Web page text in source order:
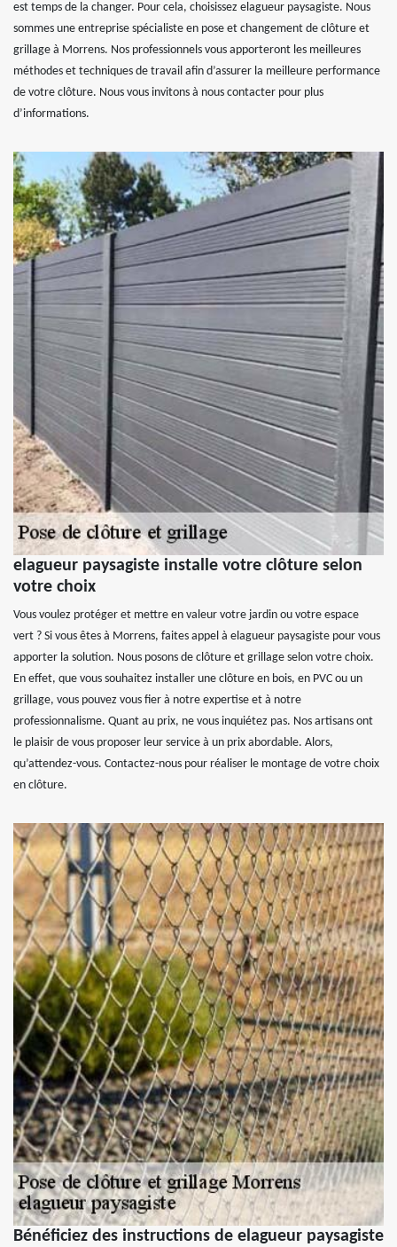
est temps de la changer. Pour cela, choisissez elagueur paysagiste. Nous
sommes une entreprise spécialiste en pose et changement de clôture et
grillage à Morrens. Nos professionnels vous apporteront les meilleures
méthodes et techniques de travail afin d’assurer la meilleure performance
de votre clôture. Nous vous invitons à nous contacter pour plus
d’informations.
elagueur paysagiste installe votre clôture selon
votre choix
Vous voulez protéger et mettre en valeur votre jardin ou votre espace
vert ? Si vous êtes à Morrens, faites appel à elagueur paysagiste pour vous
apporter la solution. Nous posons de clôture et grillage selon votre choix.
En effet, que vous souhaitez installer une clôture en bois, en PVC ou un
grillage, vous pouvez vous fier à notre expertise et à notre
professionnalisme. Quant au prix, ne vous inquiétez pas. Nos artisans ont
le plaisir de vous proposer leur service à un prix abordable. Alors,
qu’attendez-vous. Contactez-nous pour réaliser le montage de votre choix
en clôture.
Bénéficiez des instructions de elagueur paysagiste